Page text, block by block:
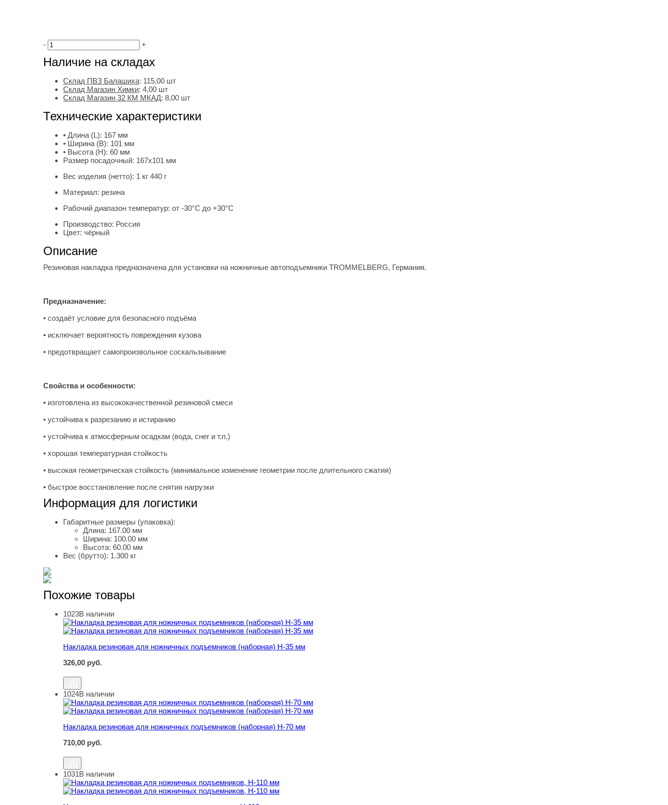
- +
Наличие на складах
Склад ПВЗ Балашиха: 115,00 шт
Склад Магазин Химки: 4,00 шт
Склад Магазин 32 КМ МКАД: 8,00 шт
Технические характеристики
• Длина (L): 167 мм
• Ширина (B): 101 мм
• Высота (H): 60 мм
Размер посадочный: 167х101 мм
Вес изделия (нетто): 1 кг 440 г
Материал: резина
Рабочий диапазон температур: от -30°С до +30°С
Производство: Россия
Цвет: чёрный
Описание
Резиновая накладка предназначена для установки на ножничные автоподъемники TROMMELBERG, Германия.
Предназначение:
• создаёт условие для безопасного подъёма
• исключает вероятность повреждения кузова
• предотвращает самопроизвольное соскальзывание
Свойства и особенности:
• изготовлена из высококачественной резиновой смеси
• устойчива к разрезанию и истиранию
• устойчива к атмосферным осадкам (вода, снег и т.п.)
• хорошая температурная стойкость
• высокая геометрическая стойкость (минимальное изменение геометрии после длительного сжатия)
• быстрое восстановление после снятия нагрузки
Информация для логистики
Габаритные размеры (упаковка):
Длина: 167.00 мм
Ширина: 100.00 мм
Высота: 60.00 мм
Вес (брутто): 1.300 кг
Похожие товары
Накладка резиновая для ножничных подъемников (наборная) Н-35 мм
1023В наличии
Накладка резиновая для ножничных подъемников (наборная) Н-35 мм
326,00 руб.
Накладка резиновая для ножничных подъемников (наборная) Н-70 мм
1024В наличии
Накладка резиновая для ножничных подъемников (наборная) Н-70 мм
710,00 руб.
Накладка резиновая для ножничных подъемников, Н-110 мм
1031В наличии